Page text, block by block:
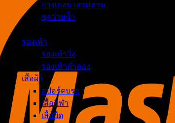
กางเกงขาสามส่วน
ชุดว่ายน้ำ
รองเท้า
รองเท้าวิ่ง
รองเท้าลำลอง
เสื้อผ้า
สปอร์ตบรา
เสื้อกีฬา
เสื้อยืด